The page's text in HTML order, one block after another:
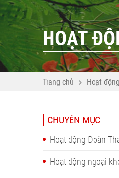
HOẠT
Trang chủ Hoạt động
CHUYÊN MỤC
Hoạt động Đoàn
Hoạt động ngoại